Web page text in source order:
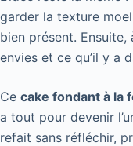
garder la texture
bien présent.
envies et ce qu’il y a
Ce cake fondant à la
a tout pour devenir
refait sans réfléchir,